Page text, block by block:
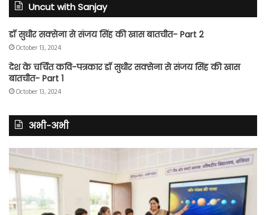
Uncut with Sanjay
डॉ सुधीर सक्सेना से संजय सिंह की खास बातचीत- Part 2
October 13, 2024
देश के चर्चित कवि-पत्रकार डॉ सुधीर सक्सेना से संजय सिंह की खास
बातचीत- Part 1
October 13, 2024
अभी-अभी